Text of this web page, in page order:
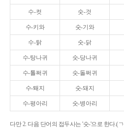
수-컷 숫-것
수-키와 숫-기와
수-탉 숫-닭
수-탕나귀 숫-당나귀
수-톨쩌귀 숫-돌쩌귀
수-퇘지 숫-돼지
수-평아리 숫-병아리
다만 2. 다음 단어의 접두사는 '숫-'으로 한다.(